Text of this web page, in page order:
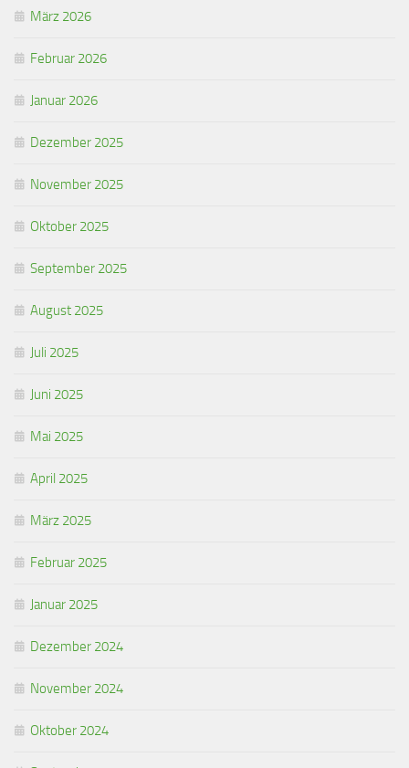
März 2026
Februar 2026
Januar 2026
Dezember 2025
November 2025
Oktober 2025
September 2025
August 2025
Juli 2025
Juni 2025
Mai 2025
April 2025
März 2025
Februar 2025
Januar 2025
Dezember 2024
November 2024
Oktober 2024